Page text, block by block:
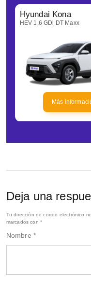
Hyundai Kona
HEV 1.6 GDi DT Maxx
Más
Deja una
Tu dirección de correo electrónico
marcados con *
Nombre *